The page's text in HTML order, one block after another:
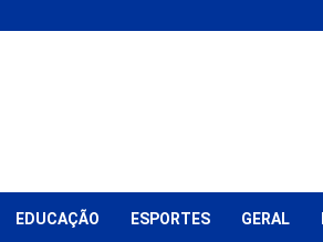
EDUCAÇÃO ESPORTES GERAL